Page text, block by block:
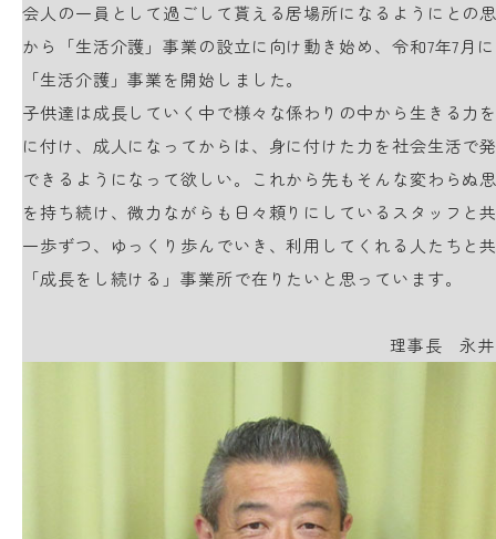
会人の一員として過ごして貰える居場所になるようにとの
から「生活介護」事業の設立に向け動き始め、令和7年7月に
「生活介護」事業を開始しました。
子供達は成長していく中で様々な係わりの中から生きる力
に付け、成人になってからは、身に付けた力を社会生活で
できるようになって欲しい。これから先もそんな変わらぬ
を持ち続け、微力ながらも日々頼りにしているスタッフと
一歩ずつ、ゆっくり歩んでいき、利用してくれる人たちと
「成長をし続ける」事業所で在りたいと思っています。
理事長 永